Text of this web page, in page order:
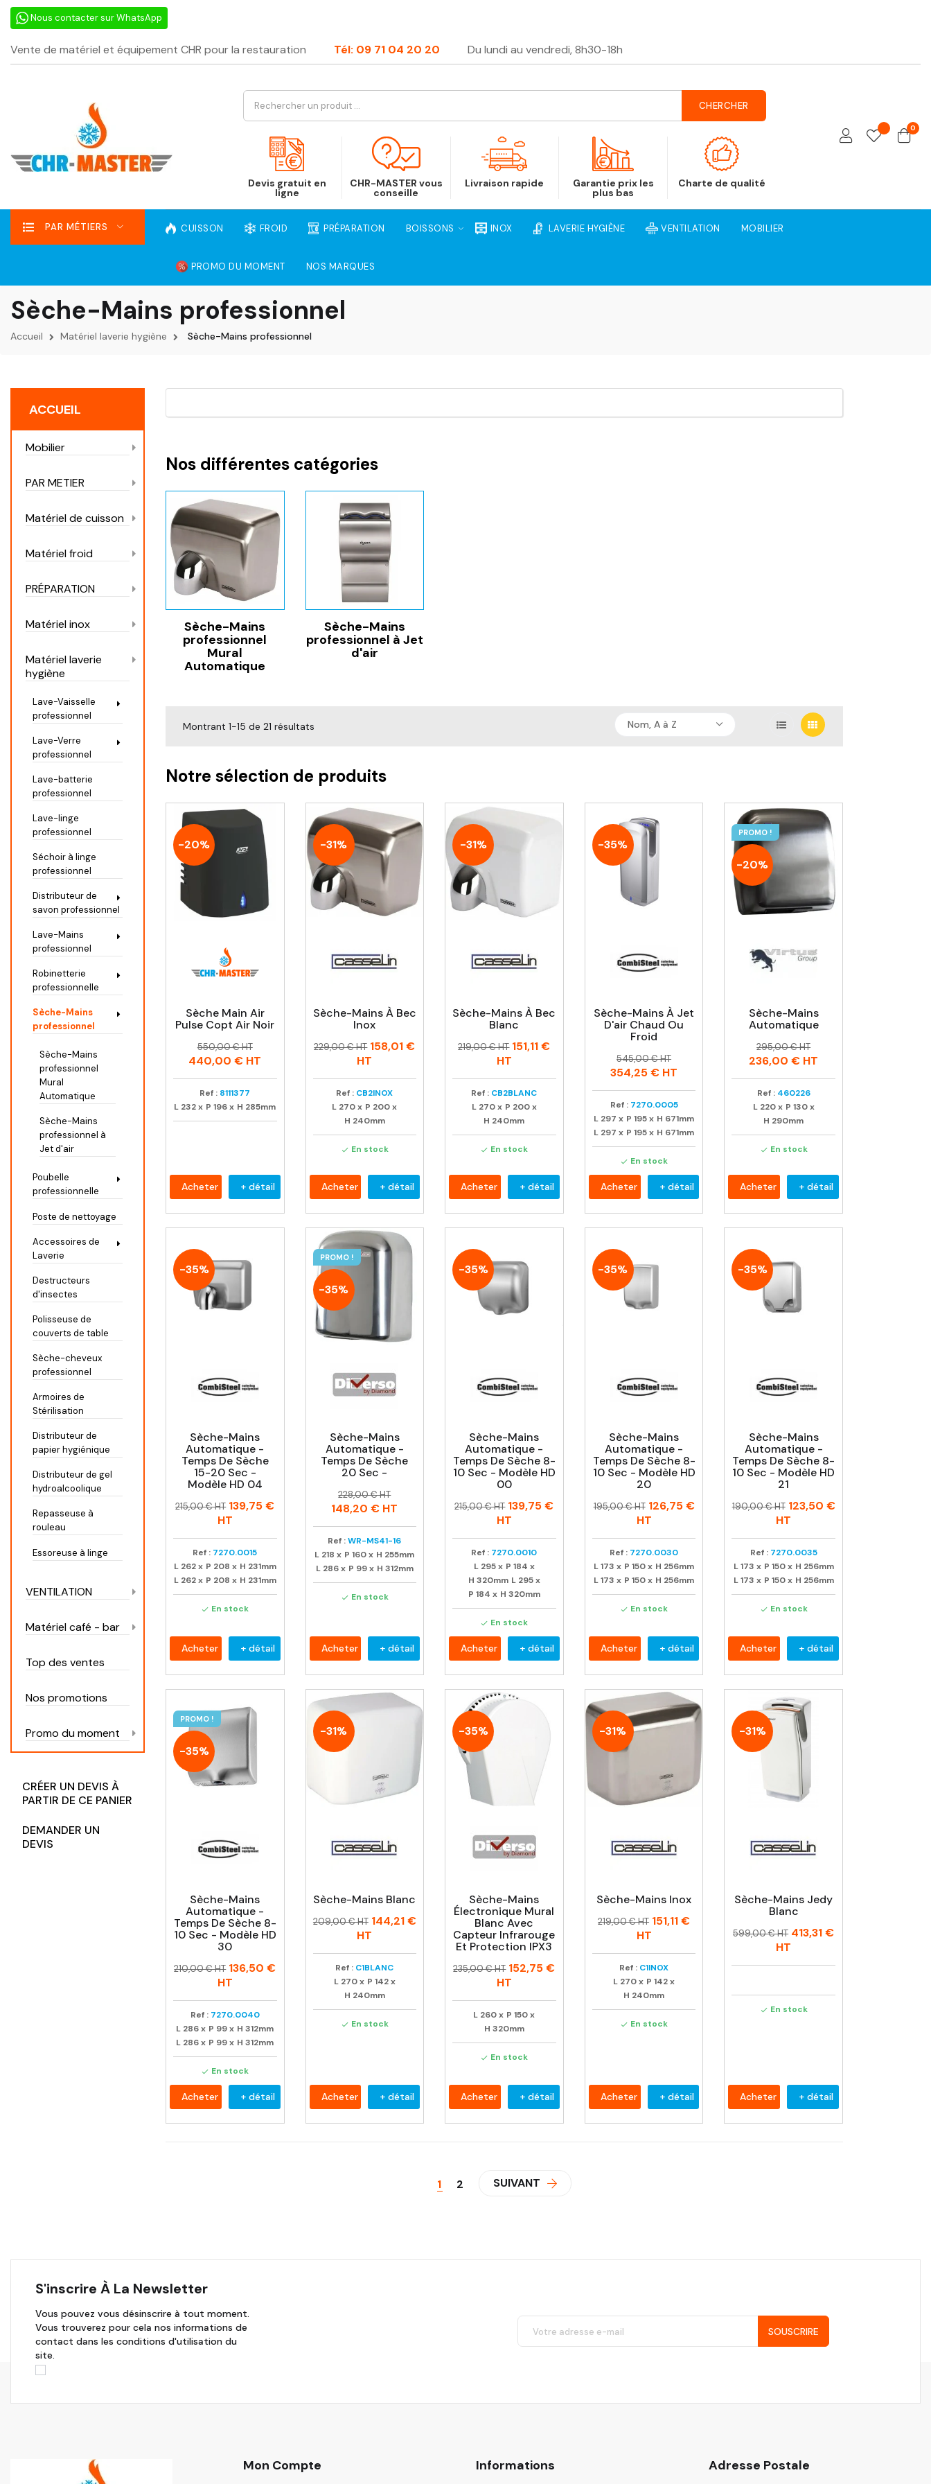
Nous contacter sur WhatsApp
Vente de matériel et équipement CHR pour la restauration Tél: 09 71 04 20 20 Du lundi au vendredi, 8h30-18h
CHERCHER
Devis gratuit en
ligne
CHR-MASTER vous
conseille
Livraison rapide Garantie prix les
plus bas
Charte de qualité
0
PAR MÉTIERS CUISSON FROID PRÉPARATION BOISSONS INOX LAVERIE HYGIÈNE VENTILATION MOBILIER
PROMO DU MOMENT NOS MARQUES
Sèche-Mains professionnel
Accueil Matériel laverie hygiène Sèche-Mains professionnel
ACCUEIL
Mobilier
PAR METIER
Matériel de cuisson
Matériel froid
PRÉPARATION
Matériel inox
Matériel laverie
hygiène
Lave-Vaisselle
professionnel
Lave-Verre
professionnel
Lave-batterie
professionnel
Lave-linge
professionnel
Séchoir à linge
professionnel
Distributeur de
savon professionnel
Lave-Mains
professionnel
Robinetterie
professionnelle
Sèche-Mains
professionnel
Sèche-Mains
professionnel
Mural
Automatique
Sèche-Mains
professionnel à
Jet d'air
Poubelle
professionnelle
Poste de nettoyage
Accessoires de
Laverie
Destructeurs
d'insectes
Polisseuse de
couverts de table
Sèche-cheveux
professionnel
Armoires de
Stérilisation
Distributeur de
papier hygiénique
Distributeur de gel
hydroalcoolique
Repasseuse à
rouleau
Essoreuse à linge
VENTILATION
Matériel café - bar
Top des ventes
Nos promotions
Promo du moment
CRÉER UN DEVIS À
PARTIR DE CE PANIER
DEMANDER UN
DEVIS
Nos différentes catégories
Sèche-Mains
professionnel
Mural
Automatique
Sèche-Mains
professionnel à Jet
d'air
Montrant 1-15 de 21 résultats Nom, A à Z
Notre sélection de produits
-20%
Sèche Main Air
Pulse Copt Air Noir
Prix
Prix
habituel
550,00 € HT
440,00 € HT
Ref : 8111377
L 232 x P 196 x H 285mm
Acheter + détail
-31%
Sèche-Mains À Bec
Inox
Prix
Prix
229,00 € HT 158,01 €
HT
Ref : CB2INOX
L 270 x P 200 x
H 240mm
 En stock
Acheter + détail
-31%
Sèche-Mains À Bec
Blanc
Prix
Prix
habituel
219,00 € HT 151,11 €
HT
Ref : CB2BLANC
L 270x P 200x
H 240mm
 En stock
Acheter + détail
-35%
Sèche-Mains À Jet
D'air Chaud Ou
Froid
Prix
Prix
habituel
545,00 € HT
354,25 € HT
Ref : 7270.0005
L 297 x P 195x H 671mm
L 297 x P 195x H 671mm
 En stock
Acheter + détail
PROMO !
-20%
Sèche-Mains
Automatique
Prix
Prix
habituel
295,00 € HT
236,00 € HT
Ref : 460226
L 220 x P 130 x
H 290mm
 En stock
Acheter + détail
-35%
Sèche-Mains
Automatique -
Temps De Sèche
15-20 Sec -
Modèle HD 04
Prix
Prix
215,00 € HT 139,75 €
HT
Ref : 7270.0015
L 262 x P 208 x H 231mm
L 262 x P 208 x H 231mm
 En stock
Acheter + détail
PROMO !
-35%
Sèche-Mains
Automatique -
Temps De Sèche
20 Sec -
Prix
Prix
habituel
228,00 € HT
148,20 € HT
Ref : WR-MS41-16
L 218 x P 160 x H 255mm
L 286x P 99x H 312mm
 En stock
Acheter + détail
-35%
Sèche-Mains
Automatique -
Temps De Sèche 8-
10 Sec - Modèle HD
00
Prix
Prix
215,00 € HT 139,75 €
HT
Ref : 7270.0010
L 295x P 184 x
H 320mm L 295x
P 184 x H 320mm
 En stock
Acheter + détail
-35%
Sèche-Mains
Automatique -
Temps De Sèche 8-
10 Sec - Modèle HD
20
Prix
Prix
195,00 € HT 126,75 €
HT
Ref : 7270.0030
L173 x P 150x H 256mm
L173 x P 150x H 256mm
 En stock
Acheter + détail
-35%
Sèche-Mains
Automatique -
Temps De Sèche 8-
10 Sec - Modèle HD
21
Prix
Prix
190,00 € HT 123,50 €
HT
Ref : 7270.0035
L 173 x P 150 x H 256mm
L 173 x P 150 x H 256mm
 En stock
Acheter + détail
PROMO !
-35%
Sèche-Mains
Automatique -
Temps De Sèche 8-
10 Sec - Modèle HD
30
Prix
Prix
210,00 € HT 136,50 €
HT
Ref : 7270.0040
L 286 x P 99 x H 312mm
L 286 x P 99 x H 312mm
 En stock
Acheter + détail
-31%
Sèche-Mains Blanc
Prix
Prix
209,00 € HT 144,21 €
HT
Ref : C1BLANC
L 270x P 142x
H 240mm
 En stock
Acheter + détail
-35%
Sèche-Mains
Électronique Mural
Blanc Avec
Capteur Infrarouge
Et Protection IPX3
Prix
Prix
235,00 € HT 152,75 €
HT
L 260 x P 150 x
H 320mm
 En stock
Acheter + détail
-31%
Sèche-Mains Inox
Prix
Prix
habituel
219,00 € HT 151,11 €
HT
Ref : C1INOX
L 270x P 142x
H 240mm
 En stock
Acheter + détail
-31%
Sèche-Mains Jedy
Blanc
Prix
Prix
599,00 € HT 413,31 €
HT
 En stock
Acheter + détail
1 2 SUIVANT
S'inscrire À La Newsletter
Vous pouvez vous désinscrire à tout moment.
Vous trouverez pour cela nos informations de
contact dans les conditions d'utilisation du
site.
SOUSCRIRE
Mon Compte Informations Adresse Postale